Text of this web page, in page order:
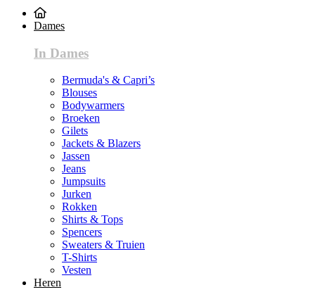
Dames
In Dames
Bermuda's & Capri’s
Blouses
Bodywarmers
Broeken
Gilets
Jackets & Blazers
Jassen
Jeans
Jumpsuits
Jurken
Rokken
Shirts & Tops
Spencers
Sweaters & Truien
T-Shirts
Vesten
Heren